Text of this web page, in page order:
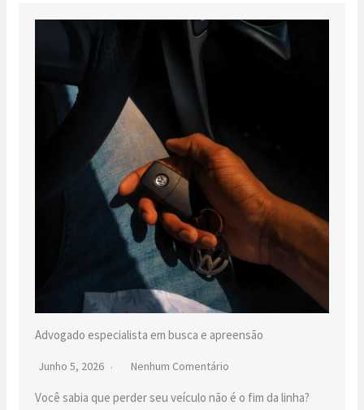
Advogado especialista em busca e apreensão
Junho 5, 2026 Nenhum Comentário
Você sabia que perder seu veículo não é o fim da linha?